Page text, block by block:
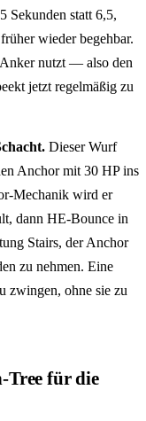
Sekunden statt 6,5,
wieder begehbar.
nutzt — also den
jetzt regelmäßig zu
Dieser Wurf
Anchor mit 30 HP ins
Mechanik wird er
dann HE-Bounce in
Stairs, der Anchor
zu nehmen. Eine
zwingen, ohne sie zu
Tree für die